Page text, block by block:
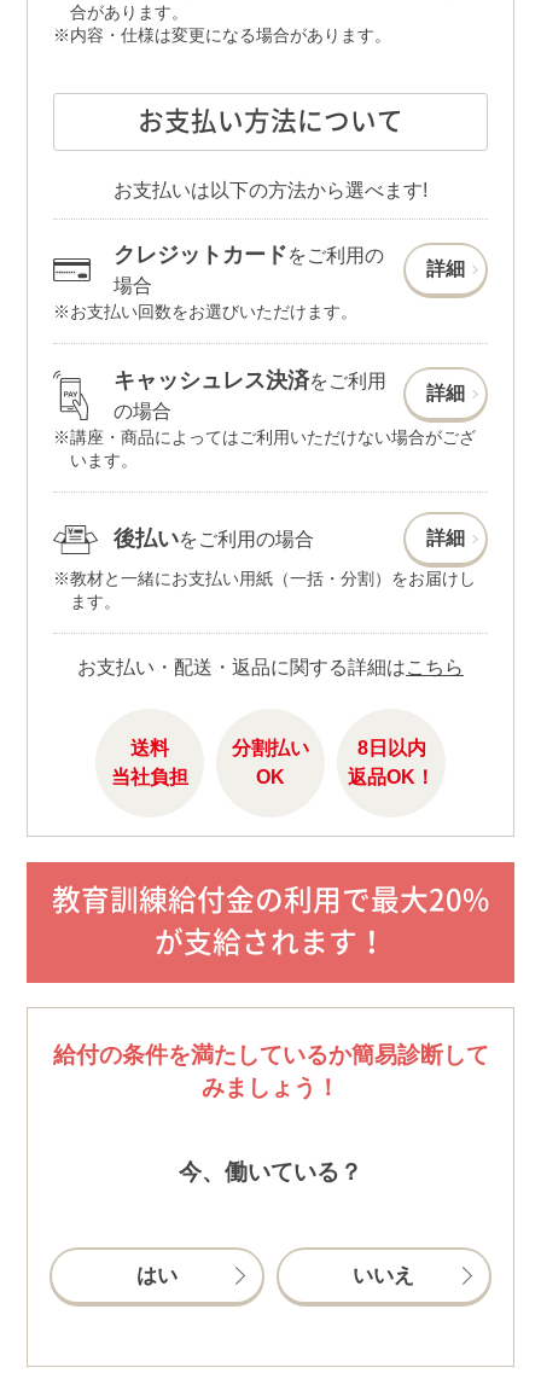
合があります。
内容・仕様は変更になる場合があります。
お支払い方法について
お支払いは以下の方法から選べます!
クレジットカードをご利用の
場合
詳細
お支払い回数をお選びいただけます。
キャッシュレス決済をご利用
の場合
詳細
講座・商品によってはご利用いただけない場合がござ
います。
後払いをご利用の場合 詳細
教材と一緒にお支払い用紙（一括・分割）をお届けし
ます。
お支払い・配送・返品に関する詳細はこちら
送料
当社負担
分割払い
OK
8日以内
返品OK！
教育訓練給付金の利用で最大20%
が支給されます！
給付の条件を満たしているか簡易診断して
みましょう！
今、働いている？
はい いいえ